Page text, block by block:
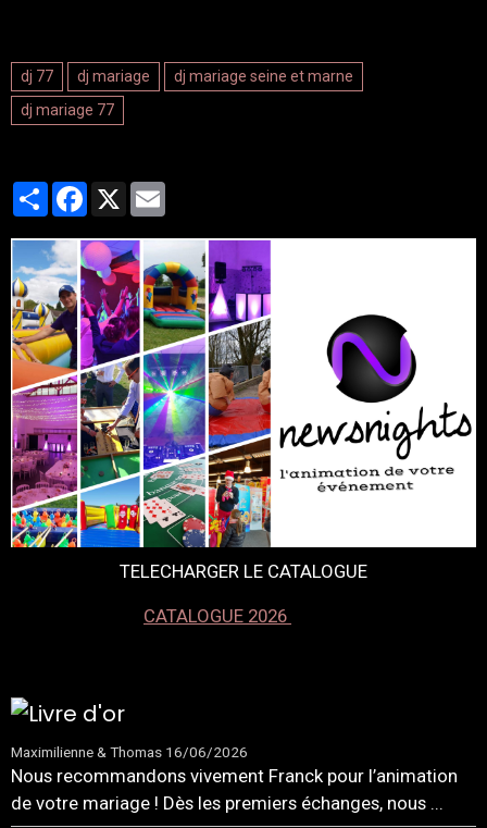
dj 77 dj mariage
dj mariage seine et marne
dj mariage 77
PartagerFacebook
X
TELECHARGER LE CATALOGUE
CATALOGUE 2026
Maximilienne & Thomas 16/06/2026
Nous recommandons vivement Franck pour l’animation
de votre mariage ! Dès les premiers échanges, nous ...